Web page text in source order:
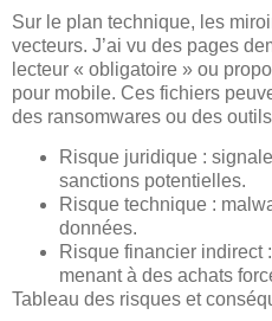
Sur le plan technique, les
vecteurs. J’ai vu des pages
lecteur « obligatoire » ou
pour mobile. Ces fichiers
des ransomwares ou des
Risque juridique :
sanctions potentielles.
Risque technique :
données.
Risque financier indirect
menant à des achats
Tableau des risques et